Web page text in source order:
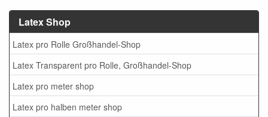
Latex Shop
Latex pro Rolle Großhandel-Shop
Latex Transparent pro Rolle, Großhandel-Shop
Latex pro meter shop
Latex pro halben meter shop